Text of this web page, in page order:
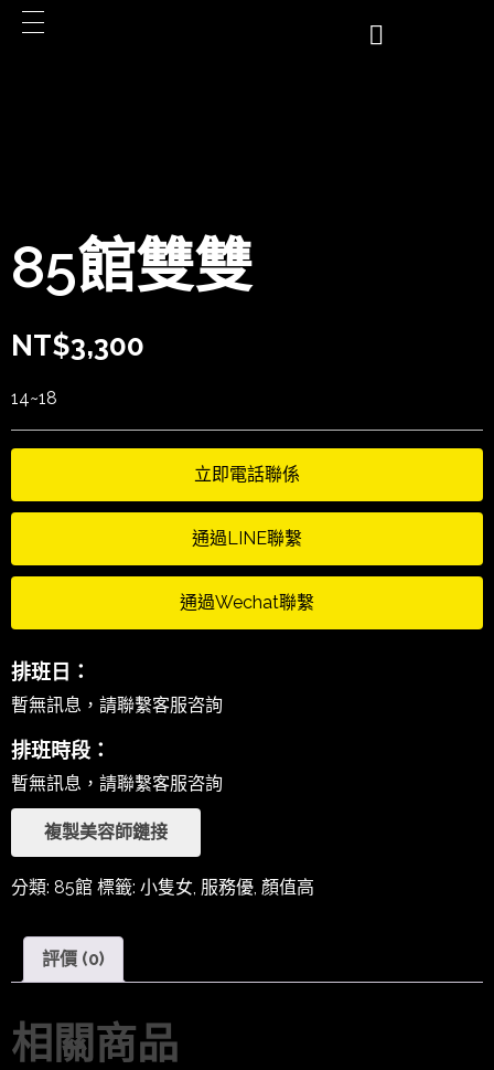
85館雙雙
NT$3,300
14~18
立即電話聯係
通過LINE聯繫
通過Wechat聯繫
排班日：
暫無訊息，請聯繫客服咨詢
排班時段：
暫無訊息，請聯繫客服咨詢
複製美容師鏈接
分類: 85館 標籤: 小隻女, 服務優, 顏值高
評價 (0)
相關商品